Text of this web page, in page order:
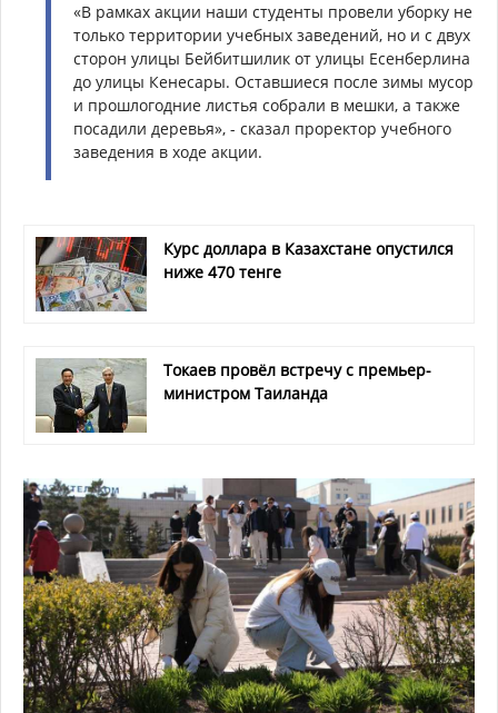
«В рамках акции наши студенты провели уборку не
только территории учебных заведений, но и с двух
сторон улицы Бейбитшилик от улицы Есенберлина
до улицы Кенесары. Оставшиеся после зимы мусор
и прошлогодние листья собрали в мешки, а также
посадили деревья», - сказал проректор учебного
заведения в ходе акции.
Курс доллара в Казахстане опустился
ниже 470 тенге
Токаев провёл встречу с премьер-
министром Таиланда